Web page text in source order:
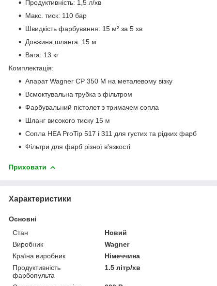
Продуктивність: 1,5 л/хв
Макс. тиск: 110 бар
Швидкість фарбування: 15 м² за 5 хв
Довжина шланга: 15 м
Вага: 13 кг
Комплектація:
Апарат Wagner CP 350 M на металевому візку
Всмоктувальна трубка з фільтром
Фарбувальний пістолет з тримачем сопла
Шланг високого тиску 15 м
Сопла HEA ProTip 517 і 311 для густих та рідких фарб
Фільтри для фарб різної в'язкості
Приховати
Характеристики
Основні
Стан
Новий
Виробник
Wagner
Країна виробник
Німеччина
Продуктивність
фарбопульта
1.5 літр/хв